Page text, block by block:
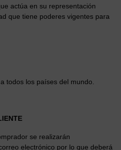
actúa en su representación
que tiene poderes vigentes para
todos los países del mundo.
se realizarán
electrónico por lo que deberá